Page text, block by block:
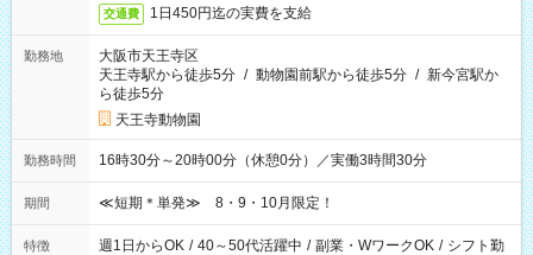
交通費 1日450円迄の実費を支給
勤務地
大阪市天王寺区
天王寺駅から徒歩5分 / 動物園前駅から徒歩5分 / 新今宮駅か
ら徒歩5分
天王寺動物園
勤務時間 16時30分～20時00分（休憩0分）／実働3時間30分
期間 ≪短期＊単発≫ 8・9・10月限定！
特徴 週1日からOK / 40～50代活躍中 / 副業・WワークOK / シフト勤